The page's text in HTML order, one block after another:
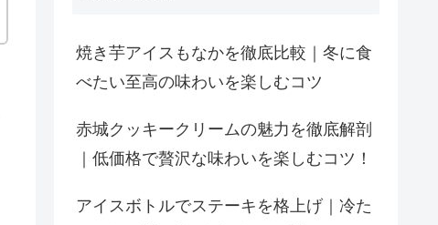
焼き芋アイスもなかを徹底比較｜冬に食
べたい至高の味わいを楽しむコツ
赤城クッキークリームの魅力を徹底解剖
｜低価格で贅沢な味わいを楽しむコツ！
アイスボトルでステーキを格上げ｜冷た